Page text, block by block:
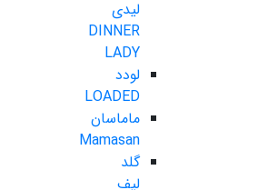
لیدی
DINNER
LADY
لودد
LOADED
ماماسان
Mamasan
گلد
لیف